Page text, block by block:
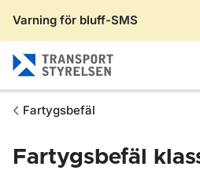
Varning för bluff-SMS
Fartygsbefäl
Fartygsbefäl